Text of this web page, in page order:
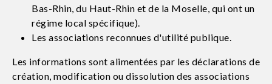
Bas-Rhin, du Haut-Rhin et de la Moselle, qui ont un
régime local spécifique).
Les associations reconnues d'utilité publique.
Les informations sont alimentées par les déclarations de
création, modification ou dissolution des associations